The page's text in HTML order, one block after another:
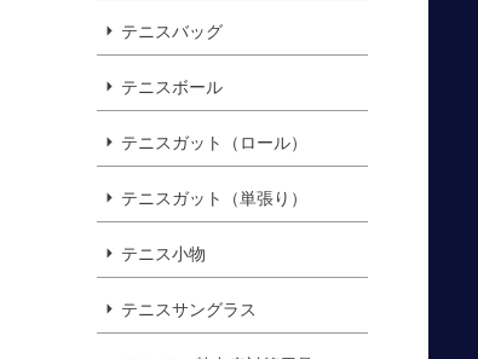
テニスバッグ
テニスボール
テニスガット（ロール）
テニスガット（単張り）
テニス小物
テニスサングラス